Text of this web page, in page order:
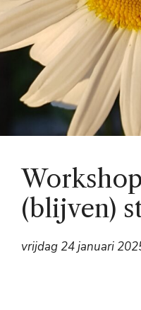
(blijven)
vrijdag 24 januari